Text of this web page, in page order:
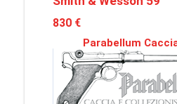
830 €
Parabellum